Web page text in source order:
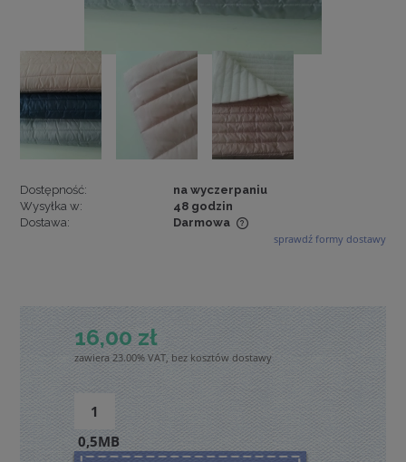
Dostępność:
na wyczerpaniu
Wysyłka w:
48 godzin
Dostawa:
Darmowa
Cena nie zawiera ewentualnych kosztów płatności
sprawdź formy dostawy
16,00 zł
zawiera 23.00% VAT, bez kosztów dostawy
0,5MB